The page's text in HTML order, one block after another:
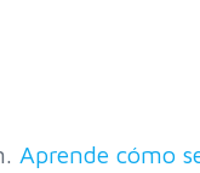
Aprende cómo